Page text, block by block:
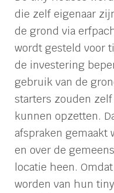
die zelf eigenaar
de grond via
wordt gesteld voor
de investering
gebruik van de
starters zouden
kunnen opzetten.
afspraken gemaakt
en over de
locatie heen.
worden van hun